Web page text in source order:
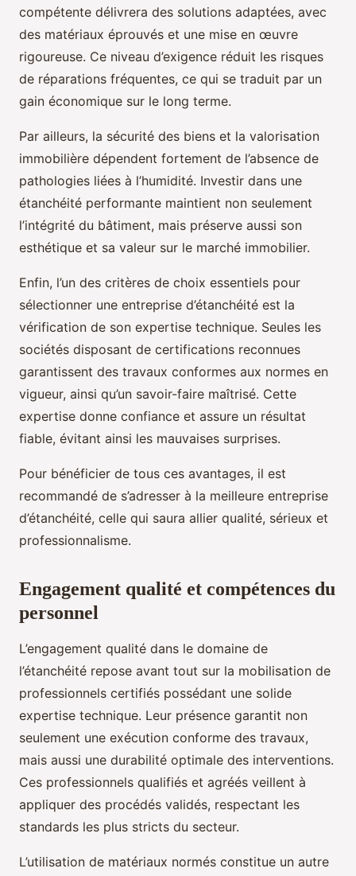
compétente délivrera des solutions adaptées, avec
des matériaux éprouvés et une mise en œuvre
rigoureuse. Ce niveau d’exigence réduit les risques
de réparations fréquentes, ce qui se traduit par un
gain économique sur le long terme.
Par ailleurs, la sécurité des biens et la valorisation
immobilière dépendent fortement de l’absence de
pathologies liées à l’humidité. Investir dans une
étanchéité performante maintient non seulement
l’intégrité du bâtiment, mais préserve aussi son
esthétique et sa valeur sur le marché immobilier.
Enfin, l’un des critères de choix essentiels pour
sélectionner une entreprise d’étanchéité est la
vérification de son expertise technique. Seules les
sociétés disposant de certifications reconnues
garantissent des travaux conformes aux normes en
vigueur, ainsi qu’un savoir-faire maîtrisé. Cette
expertise donne confiance et assure un résultat
fiable, évitant ainsi les mauvaises surprises.
Pour bénéficier de tous ces avantages, il est
recommandé de s’adresser à la meilleure entreprise
d’étanchéité, celle qui saura allier qualité, sérieux et
professionnalisme.
Engagement qualité et compétences du
personnel
L’engagement qualité dans le domaine de
l’étanchéité repose avant tout sur la mobilisation de
professionnels certifiés possédant une solide
expertise technique. Leur présence garantit non
seulement une exécution conforme des travaux,
mais aussi une durabilité optimale des interventions.
Ces professionnels qualifiés et agréés veillent à
appliquer des procédés validés, respectant les
standards les plus stricts du secteur.
L’utilisation de matériaux normés constitue un autre